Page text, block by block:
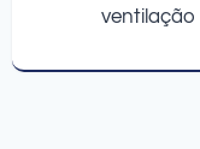
ventilação